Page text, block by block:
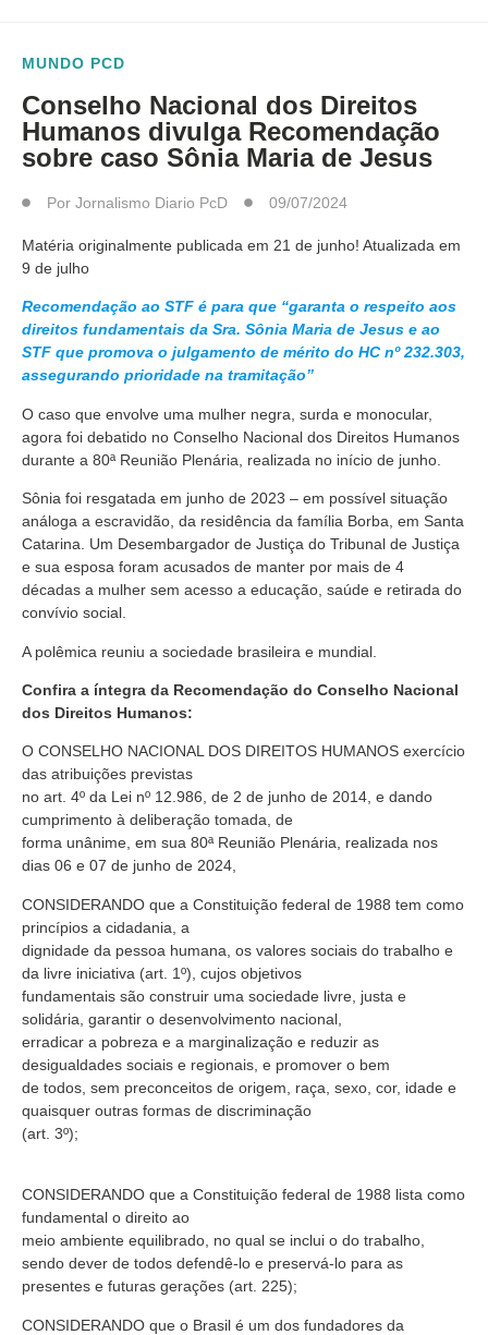
MUNDO PCD
Conselho Nacional dos Direitos
Humanos divulga Recomendação
sobre caso Sônia Maria de Jesus
Por Jornalismo Diario PcD 09/07/2024
Matéria originalmente publicada em 21 de junho! Atualizada em
9 de julho
Recomendação ao STF é para que “garanta o respeito aos
direitos fundamentais da Sra. Sônia Maria de Jesus e ao
STF que promova o julgamento de mérito do HC nº 232.303,
assegurando prioridade na tramitação”
O caso que envolve uma mulher negra, surda e monocular,
agora foi debatido no Conselho Nacional dos Direitos Humanos
durante a 80ª Reunião Plenária, realizada no início de junho.
Sônia foi resgatada em junho de 2023 – em possível situação
análoga a escravidão, da residência da família Borba, em Santa
Catarina. Um Desembargador de Justiça do Tribunal de Justiça
e sua esposa foram acusados de manter por mais de 4
décadas a mulher sem acesso a educação, saúde e retirada do
convívio social.
A polêmica reuniu a sociedade brasileira e mundial.
Confira a íntegra da Recomendação do Conselho Nacional
dos Direitos Humanos:
O CONSELHO NACIONAL DOS DIREITOS HUMANOS exercício
das atribuições previstas
no art. 4º da Lei nº 12.986, de 2 de junho de 2014, e dando
cumprimento à deliberação tomada, de
forma unânime, em sua 80ª Reunião Plenária, realizada nos
dias 06 e 07 de junho de 2024,
CONSIDERANDO que a Constituição federal de 1988 tem como
princípios a cidadania, a
dignidade da pessoa humana, os valores sociais do trabalho e
da livre iniciativa (art. 1º), cujos objetivos
fundamentais são construir uma sociedade livre, justa e
solidária, garantir o desenvolvimento nacional,
erradicar a pobreza e a marginalização e reduzir as
desigualdades sociais e regionais, e promover o bem
de todos, sem preconceitos de origem, raça, sexo, cor, idade e
quaisquer outras formas de discriminação
(art. 3º);
CONSIDERANDO que a Constituição federal de 1988 lista como
fundamental o direito ao
meio ambiente equilibrado, no qual se inclui o do trabalho,
sendo dever de todos defendê-lo e preservá-lo para as
presentes e futuras gerações (art. 225);
CONSIDERANDO que o Brasil é um dos fundadores da